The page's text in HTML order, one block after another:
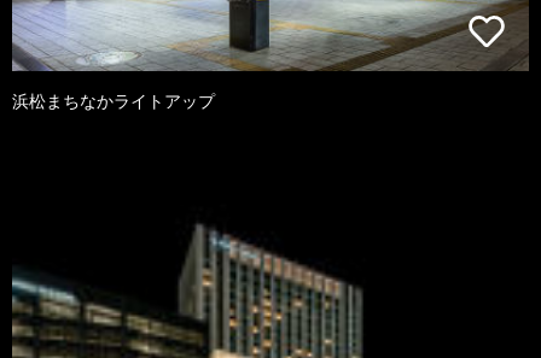
浜松まちなかライトアップ